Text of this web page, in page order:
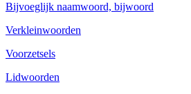
Bijvoeglijk naamwoord, bijwoord
Verkleinwoorden
Voorzetsels
Lidwoorden